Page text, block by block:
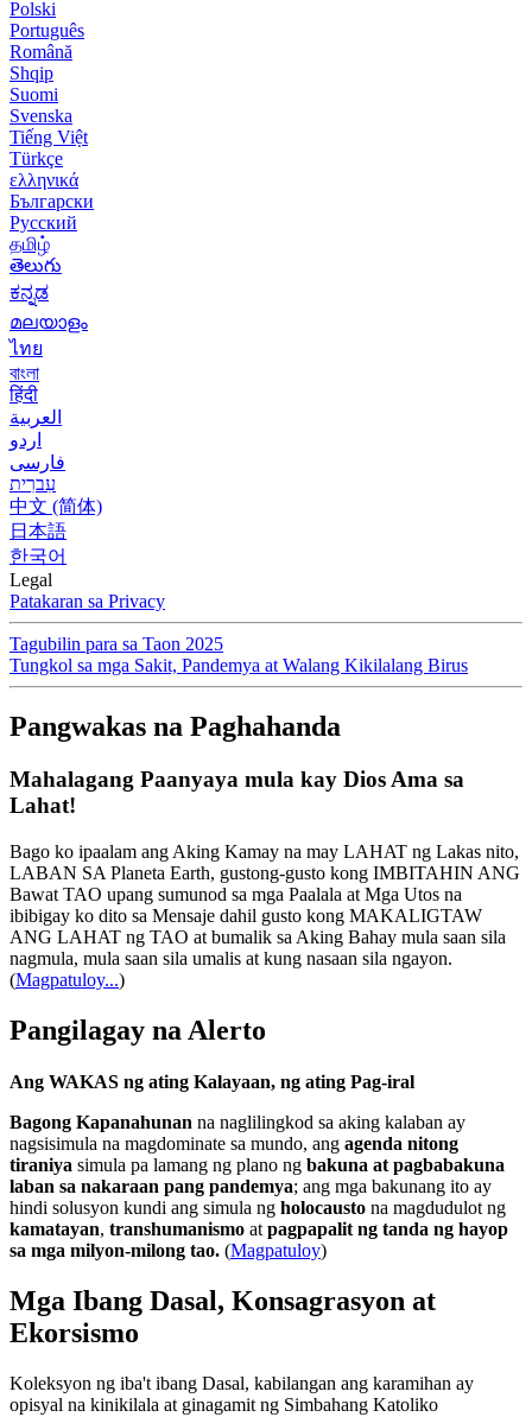
Polski
Português
Română
Shqip
Suomi
Svenska
Tiếng Việt
Türkçe
ελληνικά
Български
Русский
தமிழ்
తెలుగు
ಕನ್ನಡ
മലയാളം
ไทย
বাংলা
हिंदी
العربية
اردو
فارسی
עִברִית
中文 (简体)
日本語
한국어
Legal
Patakaran sa Privacy
Tagubilin para sa Taon 2025
Tungkol sa mga Sakit, Pandemya at Walang Kikilalang Birus
Pangwakas na Paghahanda
Mahalagang Paanyaya mula kay Dios Ama sa
Lahat!
Bago ko ipaalam ang Aking Kamay na may LAHAT ng Lakas nito,
LABAN SA Planeta Earth, gustong-gusto kong IMBITAHIN ANG
Bawat TAO upang sumunod sa mga Paalala at Mga Utos na
ibibigay ko dito sa Mensaje dahil gusto kong MAKALIGTAW
ANG LAHAT ng TAO at bumalik sa Aking Bahay mula saan sila
nagmula, mula saan sila umalis at kung nasaan sila ngayon.
(Magpatuloy...)
Pangilagay na Alerto
Ang WAKAS ng ating Kalayaan, ng ating Pag-iral
Bagong Kapanahunan na naglilingkod sa aking kalaban ay
nagsisimula na magdominate sa mundo, ang agenda nitong
tiraniya simula pa lamang ng plano ng bakuna at pagbabakuna
laban sa nakaraan pang pandemya; ang mga bakunang ito ay
hindi solusyon kundi ang simula ng holocausto na magdudulot ng
kamatayan, transhumanismo at pagpapalit ng tanda ng hayop
sa mga milyon-milong tao. (Magpatuloy)
Mga Ibang Dasal, Konsagrasyon at
Ekorsismo
Koleksyon ng iba't ibang Dasal, kabilangan ang karamihan ay
opisyal na kinikilala at ginagamit ng Simbahang Katoliko